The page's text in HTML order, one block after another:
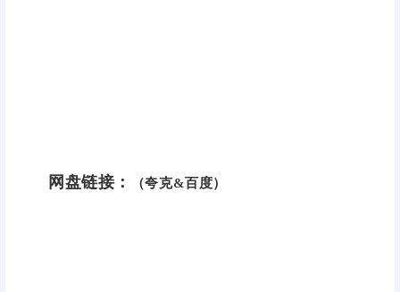
网盘链接： （夸克&百度）